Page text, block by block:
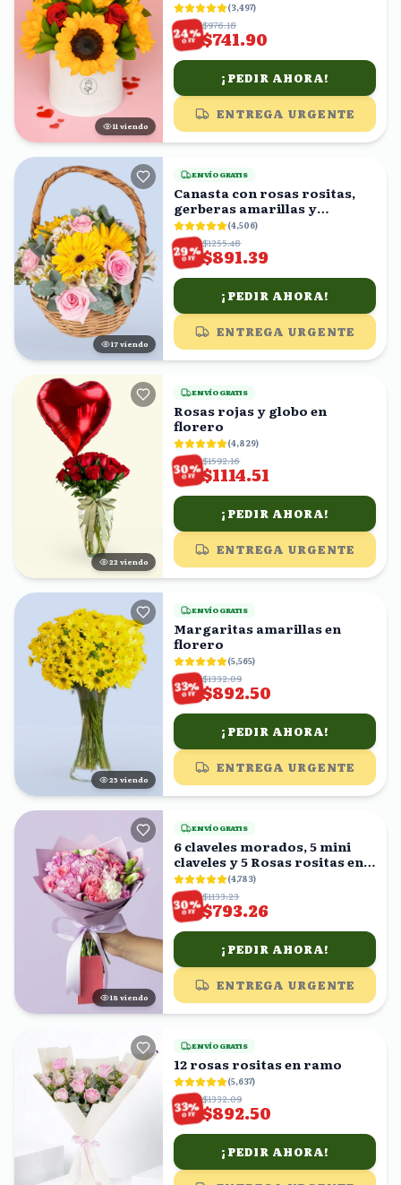
10 viendo
(3,497)
24%
OFF
$976.18
$741.90
¡PEDIR AHORA!
ENTREGA URGENTE
17 viendo
ENVÍO GRATIS
Canasta con rosas rositas,
gerberas amarillas y
astromelias blancas
(4,506)
29%
OFF
$1255.48
$891.39
¡PEDIR AHORA!
ENTREGA URGENTE
23 viendo
ENVÍO GRATIS
Rosas rojas y globo en
florero
(4,829)
30%
OFF
$1592.16
$1114.51
¡PEDIR AHORA!
ENTREGA URGENTE
25 viendo
ENVÍO GRATIS
Margaritas amarillas en
florero
(5,565)
33%
OFF
$1332.09
$892.50
¡PEDIR AHORA!
ENTREGA URGENTE
19 viendo
ENVÍO GRATIS
6 claveles morados, 5 mini
claveles y 5 Rosas rositas en
ramo
(4,783)
30%
OFF
$1133.23
$793.26
¡PEDIR AHORA!
ENTREGA URGENTE
ENVÍO GRATIS
12 rosas rositas en ramo
(5,637)
33%
OFF
$1332.09
$892.50
¡PEDIR AHORA!